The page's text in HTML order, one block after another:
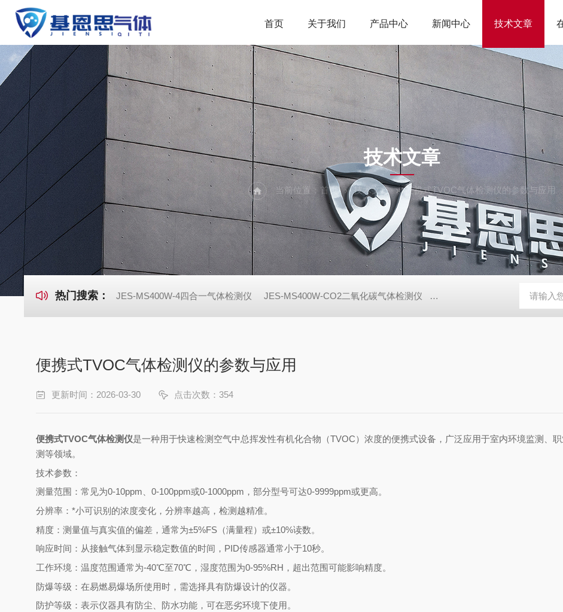
首页 关于我们 产品中心 新闻中心 技术文章
ARTICLES
技术文章
当前位置： 首页 技术文章 便携式TVOC气体检测仪的参数与应用
热门搜索： JES-MS400W-4四合一气体检测仪 JES-MS400W-CO2二氧化碳气体检测仪 JES-MS400W-C2H8N2偏二甲
便携式TVOC气体检测仪的参数与应用
更新时间：2026-03-30 点击次数：354
便携式TVOC气体检测仪是一种用于快速检测空气中总挥发性有机化合物（TVOC）浓度的便携式设备，广泛应用于室内环境监测、
测等领域。
技术参数：
测量范围：常见为0-10ppm、0-100ppm或0-1000ppm，部分型号可达0-9999ppm或更高。
分辨率：*小可识别的浓度变化，分辨率越高，检测越精准。
精度：测量值与真实值的偏差，通常为±5%FS（满量程）或±10%读数。
响应时间：从接触气体到显示稳定数值的时间，PID传感器通常小于10秒。
工作环境：温度范围通常为-40℃至70℃，湿度范围为0-95%RH，超出范围可能影响精度。
防爆等级：在易燃易爆场所使用时，需选择具有防爆设计的仪器。
防护等级：表示仪器具有防尘、防水功能，可在恶劣环境下使用。